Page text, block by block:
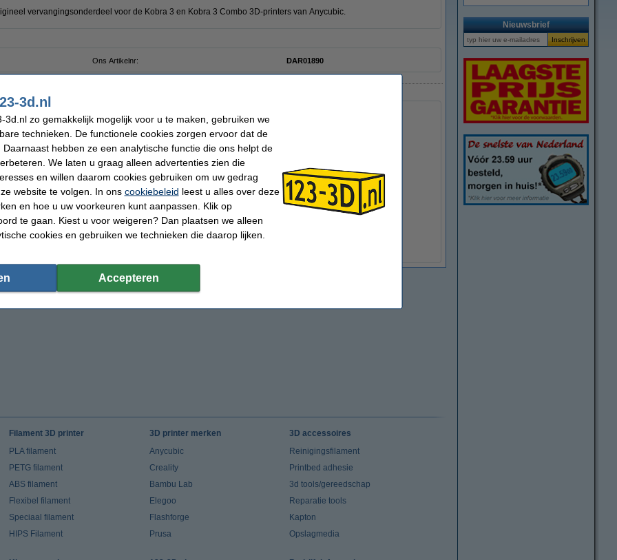
vervangingsonderdeel voor de Kobra 3 en Kobra 3 Combo 3D-printers van Anycubic.
Ons Artikelnr: DAR01890
artikel ook besteld hebben
Anycubic Kobra 3 hotend met 0,4 mm
Nozzle
€ 16,50
(Incl. 21% BTW)
Anycubic Kobra 3 Y belt
€ 9,95
(Incl. 21% BTW)
Anycubic Kobra 3 X belt
Nieuwsbrief
Filament 3D printer
PLA filament
PETG filament
ABS filament
Flexibel filament
Speciaal filament
HIPS Filament
3D printer merken
Anycubic
Creality
Bambu Lab
Elegoo
Flashforge
Prusa
3D accessoires
Reinigingsfilament
Printbed adhesie
3d tools/gereedschap
Reparatie tools
Kapton
Opslagmedia
3d.nl
3d.nl zo gemakkelijk mogelijk voor u te maken, gebruiken we
technieken. De functionele cookies zorgen ervoor dat de
hebben ze een analytische functie die ons helpt de
We laten u graag alleen advertenties zien die
en willen daarom cookies gebruiken om uw gedrag
website te volgen. In ons cookiebeleid leest u alles over deze
en hoe u uw voorkeuren kunt aanpassen. Klik op
te gaan. Kiest u voor weigeren? Dan plaatsen we alleen
cookies en gebruiken we technieken die daarop lijken.
Accepteren